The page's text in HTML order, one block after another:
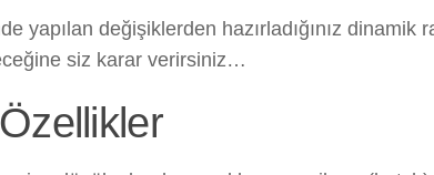
yapılan değişiklerden hazırladığınız
siz karar verirsiniz…